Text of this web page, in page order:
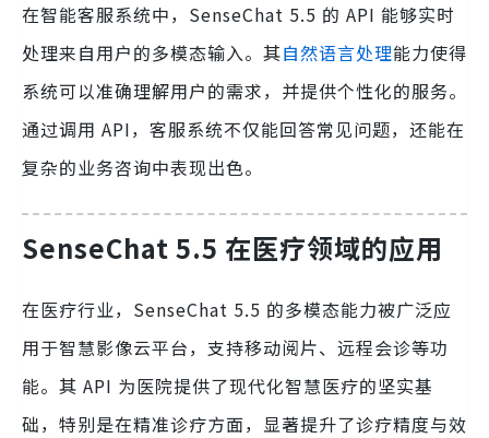
在智能客服系统中，SenseChat 5.5 的 API 能够实时
处理来自用户的多模态输入。其自然语言处理能力使得
系统可以准确理解用户的需求，并提供个性化的服务。
通过调用 API，客服系统不仅能回答常见问题，还能在
复杂的业务咨询中表现出色。
SenseChat 5.5 在医疗领域的应用
在医疗行业，SenseChat 5.5 的多模态能力被广泛应
用于智慧影像云平台，支持移动阅片、远程会诊等功
能。其 API 为医院提供了现代化智慧医疗的坚实基
础，特别是在精准诊疗方面，显著提升了诊疗精度与效